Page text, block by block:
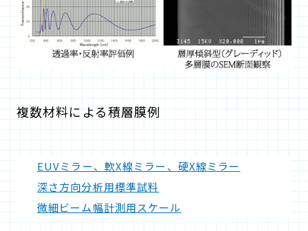
複数材料による積層膜例
EUVミラー、軟X線ミラー、硬X線ミラー
深さ方向分析用標準試料
微細ビーム幅計測用スケール